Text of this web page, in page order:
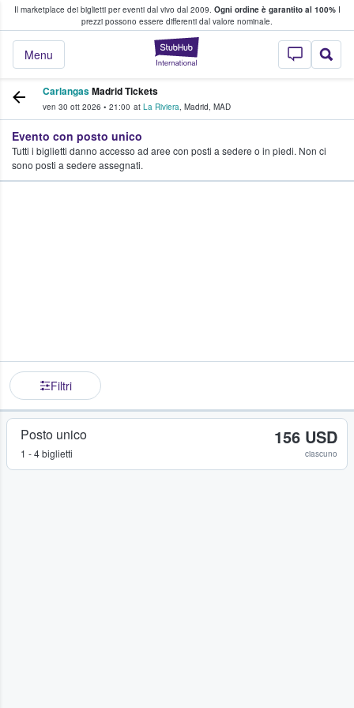
Il marketplace dei biglietti per eventi dal vivo dal 2009. Ogni ordine è garantito al 100%I
prezzi possono essere differenti dal valore nominale.
StubHub - Dove
Menu
fan comprano e vendono biglietti
CarlangasMadrid Tickets
ven 30 ott 2026 • 21:00 at La Riviera, Madrid, MAD
Evento con posto unico
Tutti i biglietti danno accesso ad aree con posti a sedere o in piedi. Non ci
sono posti a sedere assegnati.
Filtri
Posto unico
1 - 4 biglietti
156 USD
ciascuno